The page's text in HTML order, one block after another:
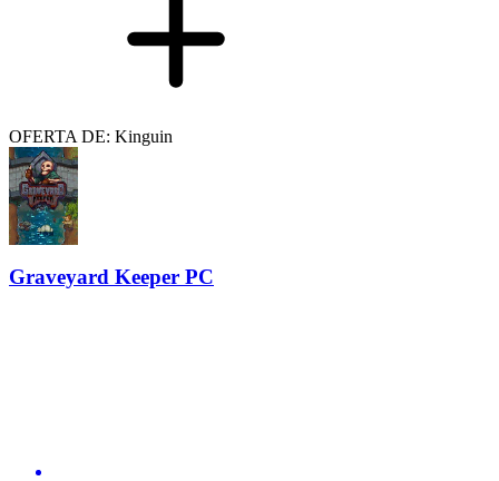
OFERTA DE: Kinguin
Graveyard Keeper PC